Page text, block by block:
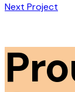
Next Project